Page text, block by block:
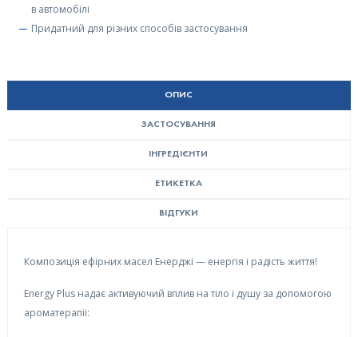
в автомобілі
Придатний для різних способів застосування
ОПИС
ЗАСТОСУВАННЯ
ІНГРЕДІЄНТИ
ЕТИКЕТКА
ВІДГУКИ
Композиція ефірних масел Енерджі — енергія і радість життя!
Energy Plus надає активуючий вплив на тіло і душу за допомогою
ароматерапіі: